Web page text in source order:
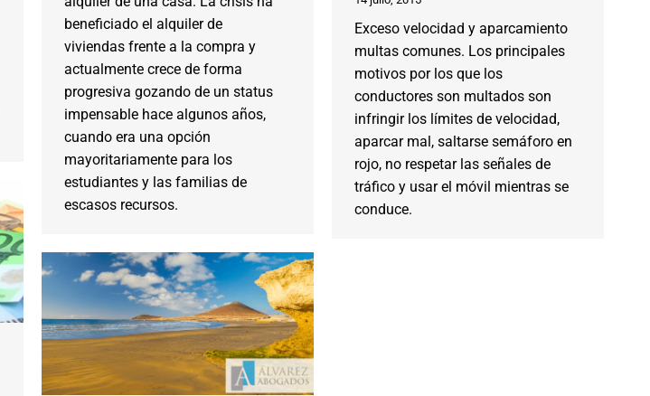
beneficiado el alquiler de
viviendas frente a la compra y
actualmente crece de forma
progresiva gozando de un status
impensable hace algunos años,
cuando era una opción
mayoritariamente para los
estudiantes y las familias de
escasos recursos.
Exceso velocidad y aparcamiento
multas comunes. Los principales
motivos por los que los
conductores son multados son
infringir los límites de velocidad,
aparcar mal, saltarse semáforo en
rojo, no respetar las señales de
tráfico y usar el móvil mientras se
conduce.